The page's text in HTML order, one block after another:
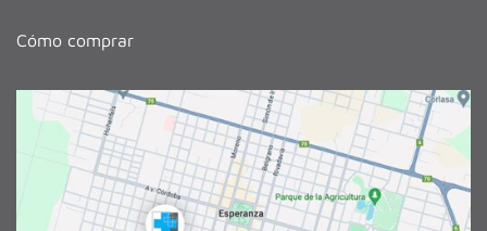
Cómo comprar